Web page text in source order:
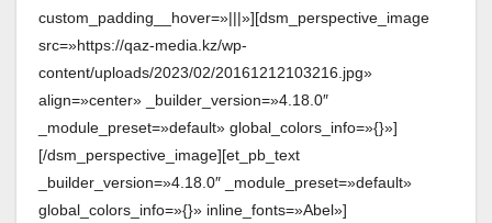
custom_padding__hover=»|||»][dsm_perspective_image
src=»https://qaz-media.kz/wp-
content/uploads/2023/02/20161212103216.jpg»
align=»center» _builder_version=»4.18.0″
_module_preset=»default» global_colors_info=»{}»]
[/dsm_perspective_image][et_pb_text
_builder_version=»4.18.0″ _module_preset=»default»
global_colors_info=»{}» inline_fonts=»Abel»]